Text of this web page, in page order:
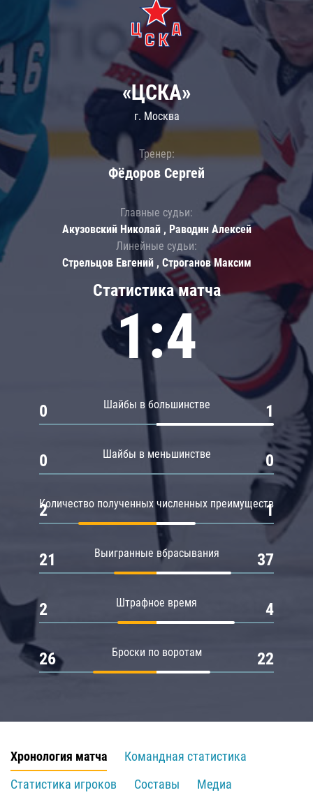
Статистика матча
1:4
Шайбы в большинстве
0 1
Шайбы в меньшинстве
0 0
Количество полученных численных преимуществ
2 1
Выигранные вбрасывания
21 37
Штрафное время
2 4
Броски по воротам
26 22
«ЦСКА»
г. Москва
Тренер:
Фёдоров Сергей
Главные судьи:
Акузовский Николай , Раводин Алексей
Линейные судьи:
Стрельцов Евгений , Строганов Максим
Хронология матча
Командная статистика
Статистика игроков
Составы
Медиа